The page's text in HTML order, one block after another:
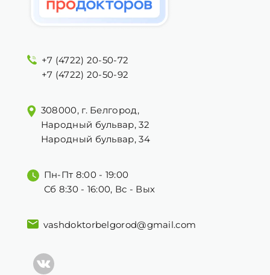
+7 (4722) 20-50-72
+7 (4722) 20-50-92
308000, г. Белгород,
Народный бульвар, 32
Народный бульвар, 34
Пн-Пт 8:00 - 19:00
Сб 8:30 - 16:00, Вс - Вых
vashdoktorbelgorod@gmail.com